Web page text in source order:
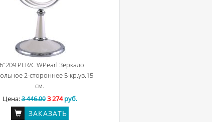
PER/C WPearl Зеркало
2-стороннее 5-кр.ув.15
см.
Цена:3 446.00 3 274руб.
ЗАКАЗАТЬ